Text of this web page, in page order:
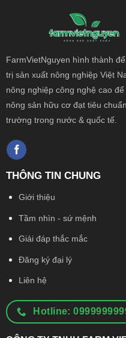
FarmVietNguyen hình thành
trị sản xuất nông nghiệp Việt
nông nghiệp công nghệ cao
nông sản hữu cơ đạt tiêu
trường trong nước & quốc tế.
THÔNG TIN CHUNG
Giới thiệu
Tầm nhìn - sứ mệnh
Giải đáp thắc mắc
Đăng ký đại lý
Liên hệ
Hotline: